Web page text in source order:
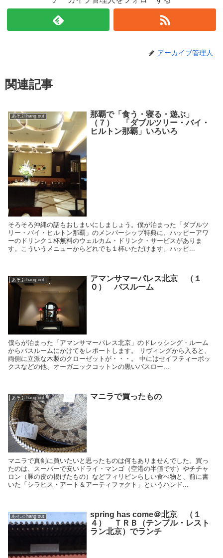
アーカイブ管理人
関連記事
あそぶ hang out
那覇で「食う・寝る・遊ぶ」
（７） 「ダブルツリー・バイ・
ヒルトン那覇」いろいろ
そろそろ沖縄の話もおしまいにしましょう。僕が泊まった「ダブルツ
リー・バイ・ヒルトン那覇」のメンバーシップ特典に、ハッピーアワ
ーのドリンク１杯無料のウェルカム・ドリンク・サービスがありま
す。こういうメニューからどれでも１杯いただけます。ハッピ...
あそぶ hang out
アマンサマーパレス北京 （１
０） バスルーム
僕らが泊まった「アマンサマーパレス北京」のドレッシング・ルーム
からバスルームにかけてをレポートします。 リヴィングから入ると、
両側に立派な木製のクローゼットが・・・。 中にはセイフティーボッ
クスなどの他、オーガニックコットンの黒いバスロー...
あそぶ hang out マニラで買ったもの
マニラで真剣に買いたいと思ったものは何もありませんでした。買っ
たのは、スーパーで安いドライ・マンゴ（空港の半値です）やチチャ
ロン（豚の皮の揚げたもの）などフィリピンらしい食べ物と、前に書
いた「シラヒス・アート＆アーティファクト」というハンド...
あそぶ hang out
spring has come＠北京 （１
４） ＴＲＢ（テンプル・レスト
ラン北京）でランチ